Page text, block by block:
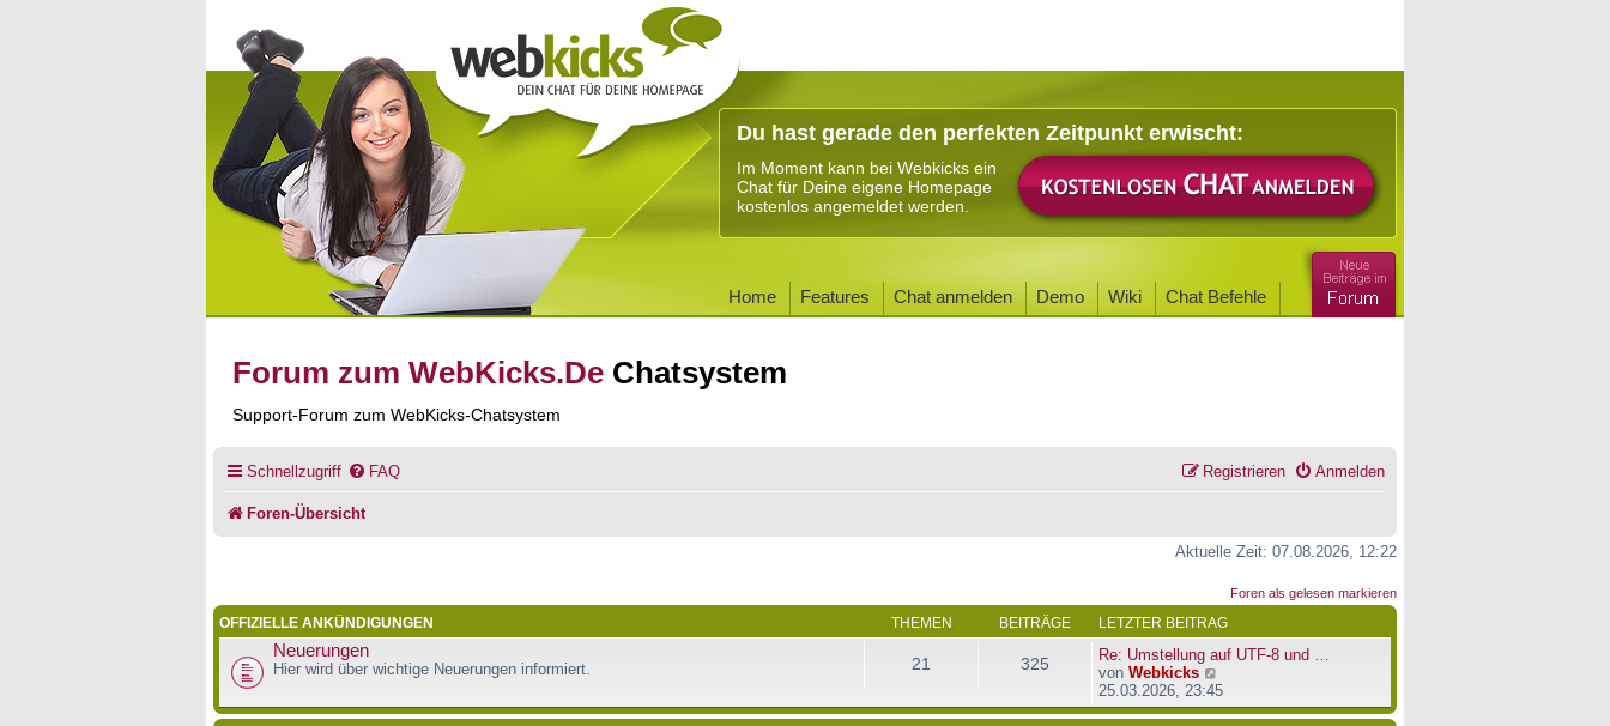
Du hast gerade den perfekten Zeitpunkt erwischt:
Im Moment kann bei Webkicks ein
Chat für Deine eigene Homepage
kostenlos angemeldet werden.
Home Features Chat anmelden Demo Wiki Chat Befehle
Forum zum WebKicks.De Chatsystem
Support-Forum zum WebKicks-Chatsystem
Schnellzugriff FAQ Anmelden
Registrieren
Foren-Übersicht
Aktuelle Zeit: 07.08.2026, 12:22
Foren als gelesen markieren
OFFIZIELLE ANKÜNDIGUNGEN THEMEN BEITRÄGE LETZTER BEITRAG
Neuerungen
Hier wird über wichtige Neuerungen informiert. 21 325
Re: Umstellung auf UTF-8 und …
von Webkicks
e
u
25.03.2026, 23:45